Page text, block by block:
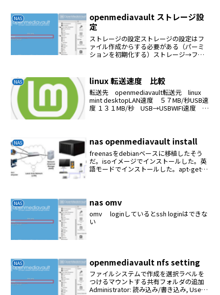
NAS
openmediavault ストレージ設
定
ストレージの設定ストレージの設定はフ
ァイル作成からする必要がある（パーミ
ションを初期化する）ストレージ→ファ
読み書きrootで読み書きしようとした場
合は共有フォルダ...
NAS linux 転送速度 比較
転送先 openmediavault転送元 linux
mint desktopLAN速度 ５７MB/秒USB速
度 １３１MB/秒 USB→USBWIFI速度 ３
NAS nas openmediavault install
freenasをdebianベースに移植したそう
だ。isoイメージでインストールした。英
語モードでインストールした。apt-get
NAS nas omv
omv loginしているとssh loginはできな
い
NAS openmediavault nfs setting
ファイルシステムで作成を選択ラベルを
つけるマウントする共有フォルダの追加
Administrator: 読み込み/書き込み, Users: